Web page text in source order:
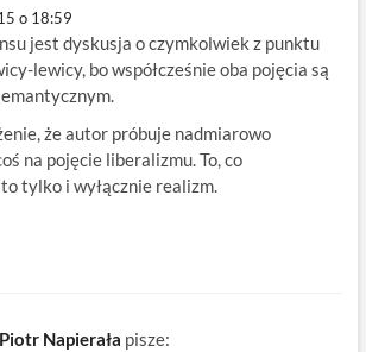
o 18:59
jest dyskusja o czymkolwiek z punktu
lewicy, bo współcześnie oba pojęcia są
że autor próbuje nadmiarowo
na pojęcie liberalizmu. To, co
tylko i wyłącznie realizm.
Piotr Napierała pisze: